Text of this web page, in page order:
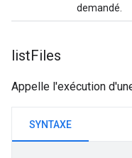
demandé.
listFiles
Appelle l'exécution
SYNTAXE